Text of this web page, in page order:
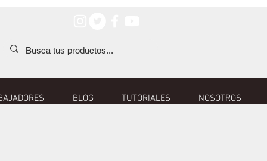
BLOG TUTORIALES NOSOTROS